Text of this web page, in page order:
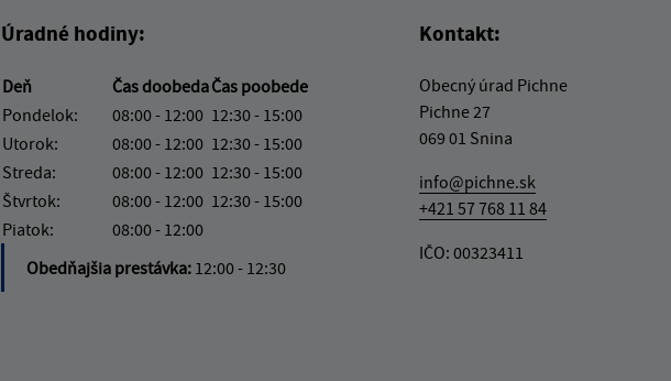
Úradné hodiny:
Deň Čas doobedaČas poobede
Pondelok:
08:00 - 12:00 12:30 - 15:00
Utorok:
08:00 - 12:00 12:30 - 15:00
Streda:
08:00 - 12:00 12:30 - 15:00
Štvrtok:
08:00 - 12:00 12:30 - 15:00
Piatok:
08:00 - 12:00
Obedňajšia prestávka: 12:00 - 12:30
Kontakt:
Obecný úrad Pichne
Pichne 27
069 01 Snina
info@pichne.sk
+421 57 768 11 84
IČO: 00323411